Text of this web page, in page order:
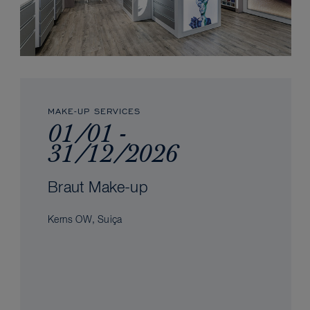
MAKE-UP SERVICES
01/01 -
31/12/2026
Braut Make-up
Kerns OW, Suiça